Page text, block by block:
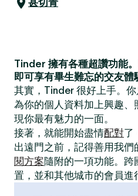
Tinder 擁有各種超讚功能
即可享有畢生難忘的交友體
其實，Tinder 很好上手。
為你的個人資料加上興趣
現你最有魅力的一面。
接著，就能開始盡情配對了
出遠門之前，記得善用我們
閱方案隨附的一項功能。跨
置，並和其他城市的會員進